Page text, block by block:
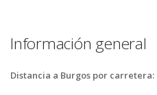
Información general
Distancia a Burgos por carretera: